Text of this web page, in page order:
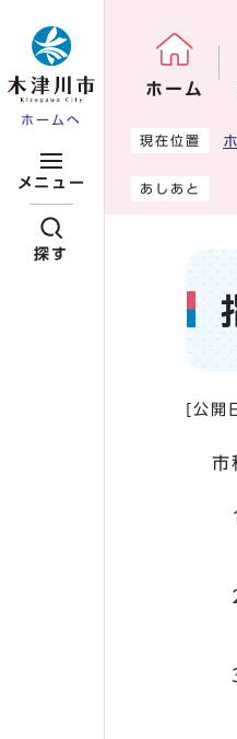
ホームへ
メニュー
探す
ホーム
ここから本文
現在位置
あしあと
[公開
市